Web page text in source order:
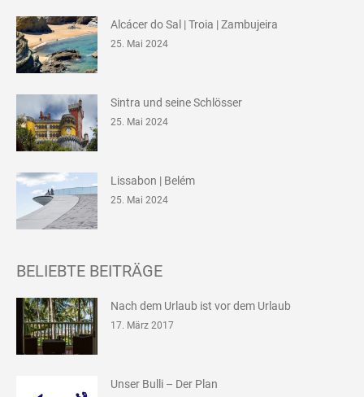
Alcácer do Sal | Troia | Zambujeira
25. Mai 2024
Sintra und seine Schlösser
25. Mai 2024
Lissabon | Belém
25. Mai 2024
BELIEBTE BEITRÄGE
Nach dem Urlaub ist vor dem Urlaub
17. März 2017
Unser Bulli – Der Plan